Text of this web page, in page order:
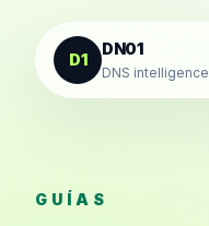
Saltar al contenido
D1
DN01
DNS intelligence
GUÍAS